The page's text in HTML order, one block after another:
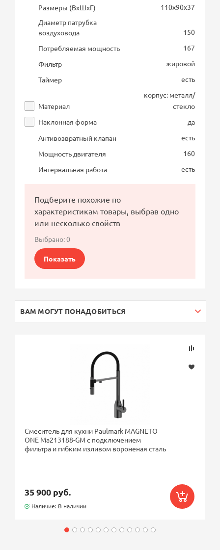
Размеры (ВхШхГ)
110х90х37
Диаметр патрубка
воздуховода
150
Потребляемая мощность
167
Фильтр
жировой
Таймер
есть
Материал
корпус: металл/
стекло
Наклонная форма
да
Антивозвратный клапан
есть
Мощность двигателя
160
Интервальная работа
есть
Подберите похожие по
характеристикам товары, выбрав одно
или несколько свойств
Выбрано:0
Показать
ВАМ МОГУТ ПОНАДОБИТЬСЯ
Смеситель для кухни Paulmark MAGNETO
ONE Ma213188-GM с подключением
фильтра и гибким изливом вороненая сталь
35 900 руб.
Наличие: В наличии